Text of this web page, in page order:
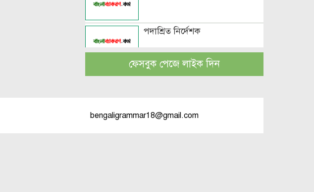
পদাশ্রিত নির্দেশক
বচন কাকে বলে এবং প্রকারসহ
উদাহরণ
লিঙ্গ পরিবর্তনের উদাহরণ
ফেসবুক পেজে লাইক দিন
bengaligrammar18@gmail.com